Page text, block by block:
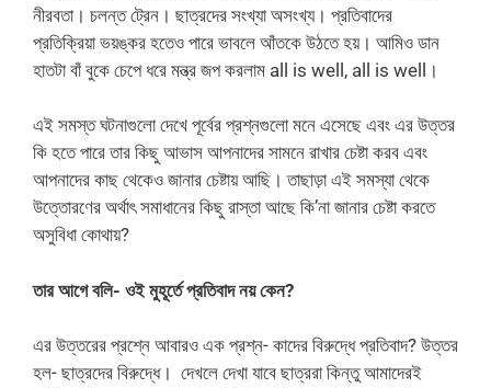
নীরবতা। চলন্ত ট্রেন। ছাত্রদের সংখ্যা অসংখ্য। প্রতিবাদের
প্রতিক্রিয়া ভয়ঙ্কর হতেও পারে ভাবলে আঁতকে উঠতে হয়। আমিও ডান
হাতটা বাঁ বুকে চেপে ধরে মন্ত্র জপ করলাম all is well, all is well।
এই সমস্ত ঘটনাগুলো দেখে পূর্বের প্রশ্নগুলো মনে এসেছে এবং এর উত্তর
কি হতে পারে তার কিছু আভাস আপনাদের সামনে রাখার চেষ্টা করব এবং
আপনাদের কাছ থেকেও জানার চেষ্টায় আছি। তাছাড়া এই সমস্যা থেকে
উত্তোরণের অর্থাৎ সমাধানের কিছু রাস্তা আছে কি’না জানার চেষ্টা করতে
অসুবিধা কোথায়?
তার আগে বলি- ওই মুহূর্তে প্রতিবাদ নয় কেন?
এর উত্তরের প্রশ্নে আবারও এক প্রশ্ন- কাদের বিরুদ্ধে প্রতিবাদ? উত্তর
হল- ছাত্রদের বিরুদ্ধে। দেখলে দেখা যাবে ছাত্ররা কিন্তু আমাদেরই